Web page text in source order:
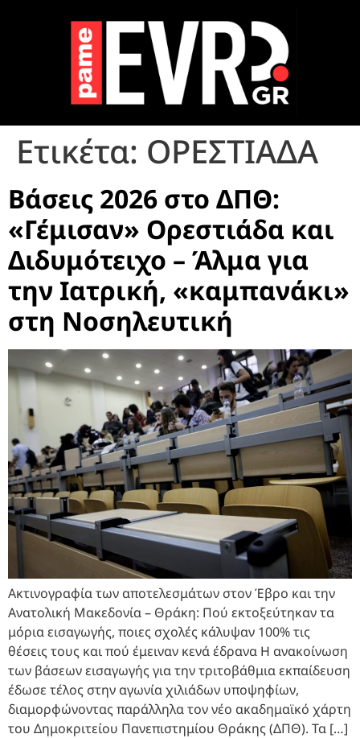
Ετικέτα: ΟΡΕΣΤΙΑΔΑ
Βάσεις 2026 στο ΔΠΘ:
«Γέμισαν» Ορεστιάδα και
Διδυμότειχο – Άλμα για
την Ιατρική, «καμπανάκι»
στη Νοσηλευτική
Ακτινογραφία των αποτελεσμάτων στον Έβρο και την
Ανατολική Μακεδονία – Θράκη: Πού εκτοξεύτηκαν τα
μόρια εισαγωγής, ποιες σχολές κάλυψαν 100% τις
θέσεις τους και πού έμειναν κενά έδρανα Η ανακοίνωση
των βάσεων εισαγωγής για την τριτοβάθμια εκπαίδευση
έδωσε τέλος στην αγωνία χιλιάδων υποψηφίων,
διαμορφώνοντας παράλληλα τον νέο ακαδημαϊκό χάρτη
του Δημοκριτείου Πανεπιστημίου Θράκης (ΔΠΘ). Τα […]